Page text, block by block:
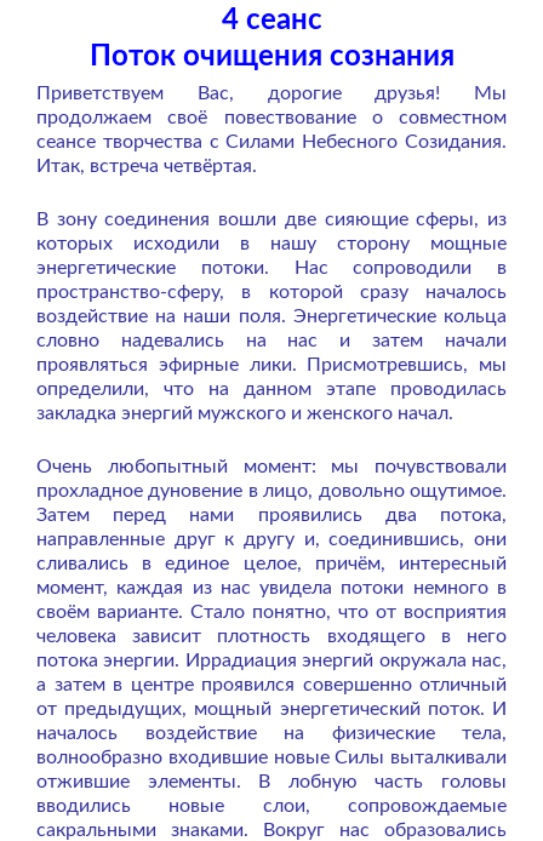
4 сеанс
Поток очищения сознания
Приветствуем Вас, дорогие друзья! Мы
продолжаем своё повествование о совместном
сеансе творчества с Силами Небесного Созидания.
Итак, встреча четвёртая.
В зону соединения вошли две сияющие сферы, из
которых исходили в нашу сторону мощные
энергетические потоки. Нас сопроводили в
пространство-сферу, в которой сразу началось
воздействие на наши поля. Энергетические кольца
словно надевались на нас и затем начали
проявляться эфирные лики. Присмотревшись, мы
определили, что на данном этапе проводилась
закладка энергий мужского и женского начал.
Очень любопытный момент: мы почувствовали
прохладное дуновение в лицо, довольно ощутимое.
Затем перед нами проявились два потока,
направленные друг к другу и, соединившись, они
сливались в единое целое, причём, интересный
момент, каждая из нас увидела потоки немного в
своём варианте. Стало понятно, что от восприятия
человека зависит плотность входящего в него
потока энергии. Иррадиация энергий окружала нас,
а затем в центре проявился совершенно отличный
от предыдущих, мощный энергетический поток. И
началось воздействие на физические тела,
волнообразно входившие новые Силы выталкивали
отжившие элементы. В лобную часть головы
вводились новые слои, сопровождаемые
сакральными знаками. Вокруг нас образовались